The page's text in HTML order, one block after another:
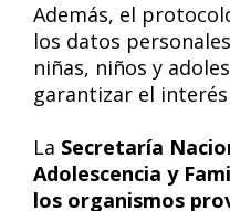
Además, el
los datos
niñas, niños y
garantizar el
La Secretaría
Adolescencia y
los organismos